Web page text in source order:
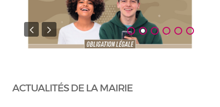
ACTUALITÉS DE LA MAIRIE